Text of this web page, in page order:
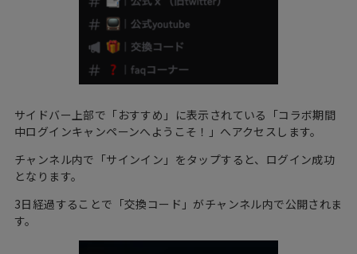
サイドバー上部で「おすすめ」に表示されている「コラボ期間
中ログインキャンペーンへようこそ！」へアクセスします。
チャンネル内で「サインイン」をタップすると、ログイン成功
となります。
3日経過することで「交換コード」がチャンネル内で公開されま
す。